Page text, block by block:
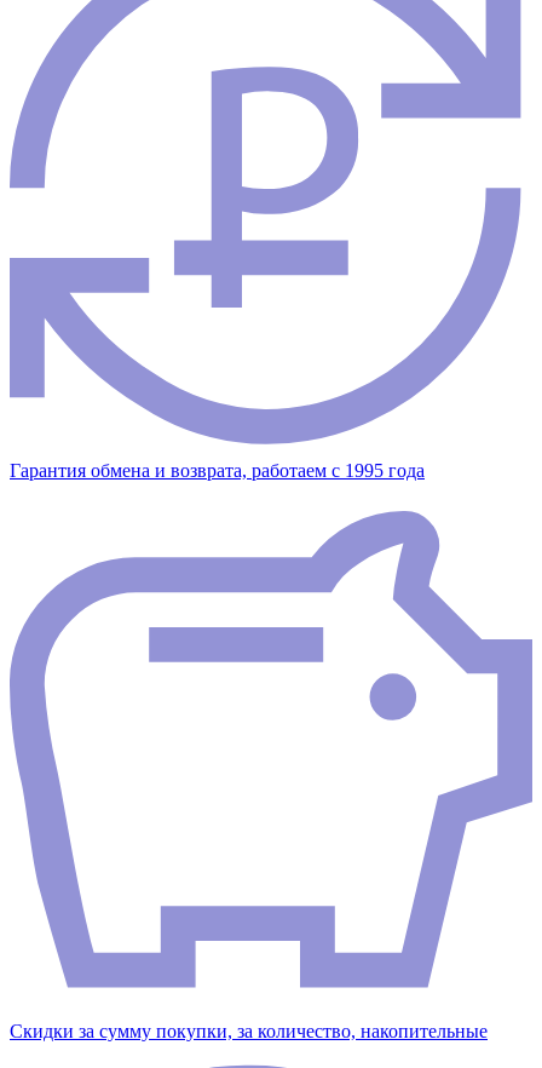
Гарантия обмена и возврата, работаем с 1995 года
Скидки за сумму покупки, за количество, накопительные